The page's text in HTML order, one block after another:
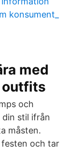
konsument_
med
outfits
och
stil ifrån
måsten.
och tar